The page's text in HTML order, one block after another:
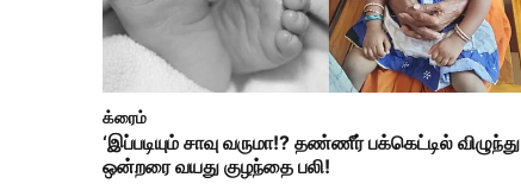
க்ரைம்
‘இப்படியும் சாவு வருமா!? தண்ணீர் பக்கெட்டில் விழுந்து
ஒன்றரை வயது குழந்தை பலி!